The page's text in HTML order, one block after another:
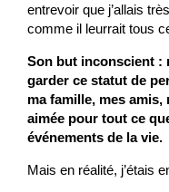
entrevoir que j’allais
comme il leurrait tous
Son but inconscient :
garder ce statut de
ma famille, mes
aimée pour tout ce
événements de la vie.
Mais en réalité, j’étais